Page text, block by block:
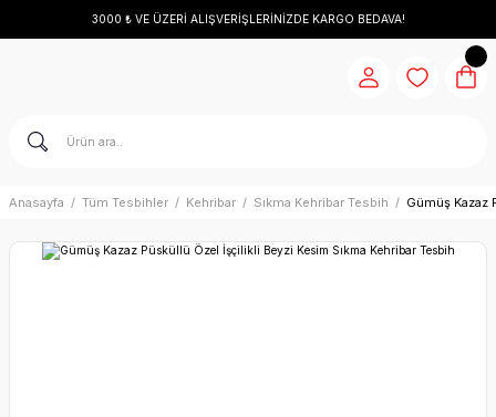
3000 ₺ VE ÜZERİ ALIŞVERİŞLERİNİZDE KARGO BEDAVA!
Anasayfa Tüm Tesbihler Kehribar Sıkma Kehribar Tesbih Gümüş Kazaz